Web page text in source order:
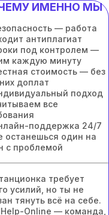
ИМЕННО МЫ
— работа
антиплагиат
под контролем —
каждую минуту
стоимость — без
доплат
подход
все
поддержка 24/7
останешься один на
с проблемой
требует
усилий, но ты не
тянуть всё на себе.
Online — команда,